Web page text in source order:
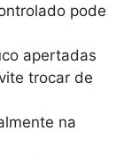
pode
apertadas
trocar de
na